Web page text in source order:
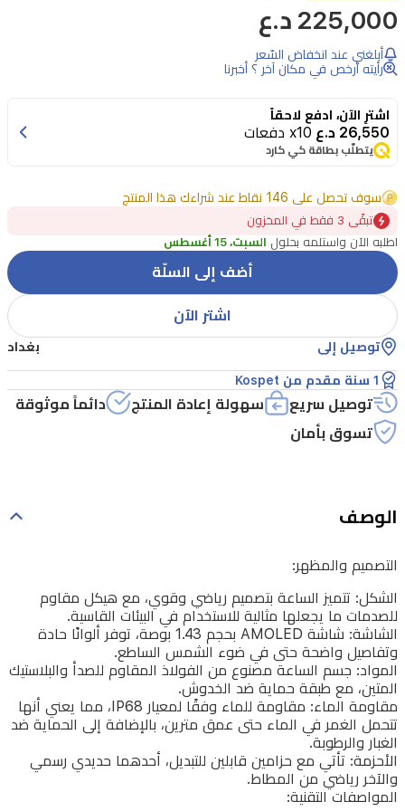
225,000 د.ع
أبلغني عند انخفاض السّعر
رأيته أرخص في مكان آخر ؟ أخبرنا
اشترِ الآن، ادفع لاحقاً
26,550 د.ع x10 دفعات
يتطلّب بطاقة كي كارد
سوف تحصل على 146 نقاط عند شراءك هذا المنتج
تبقًى 3 فقط في المخزون
اطلبه الآن واستلمه بحلول السبت، 15 أغسطس
أضف إلى السلّة
اشتر الآن
توصيل إلى بغداد
1 سنة مقدم من Kospet
توصيل سريع سهولة إعادة المنتج
دائماً موثوقة
تسوق بأمان
الوصف
التصميم والمظهر:
الشكل: تتميز الساعة بتصميم رياضي وقوي، مع هيكل مقاوم
للصدمات ما يجعلها مثالية للاستخدام في البيئات القاسية.
الشاشة: شاشة AMOLED بحجم 1.43 بوصة، توفر ألوانًا حادة
وتفاصيل واضحة حتى في ضوء الشمس الساطع.
المواد: جسم الساعة مصنوع من الفولاذ المقاوم للصدأ والبلاستيك
المتين، مع طبقة حماية ضد الخدوش.
مقاومة الماء: مقاومة للماء وفقًا لمعيار IP68، مما يعني أنها
تتحمل الغمر في الماء حتى عمق مترين، بالإضافة إلى الحماية ضد
الغبار والرطوبة.
الأحزمة: تأتي مع حزامين قابلين للتبديل، أحدهما حديدي رسمي
والآخر رياضي من المطاط.
المواصفات التقنية: